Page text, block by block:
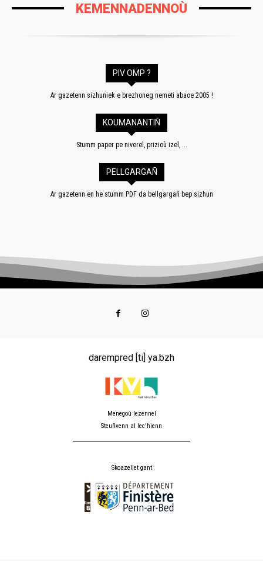
KEMENNADENNOÙ
PIV OMP ?
Ar gazetenn sizhuniek e brezhoneg nemeti abaoe 2005 !
KOUMANANTIÑ
Stumm paper pe niverel, prizioù izel, ...
PELLGARGAÑ
Ar gazetenn en he stumm PDF da bellgargañ bep sizhun
darempred [ti] ya.bzh
Menegoù lezennel
Steuñvenn al lec'hienn
Skoazellet gant